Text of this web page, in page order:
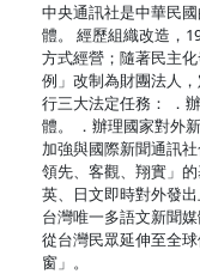
中央通訊社是中華民
體。 經歷組織改造，
方式經營；隨著民主
例」改制為財團法人
行三大法定任務： ．
體。 ．辦理國家對外
加強與國際新聞通訊
領先、客觀、翔實」
英、日文即時對外發
台灣唯一多語文新聞
從台灣民眾延伸至全
窗」。